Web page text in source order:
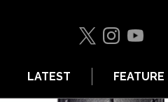
LATEST FEATURE